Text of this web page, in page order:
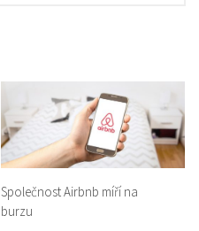
Společnost Airbnb míří na
burzu